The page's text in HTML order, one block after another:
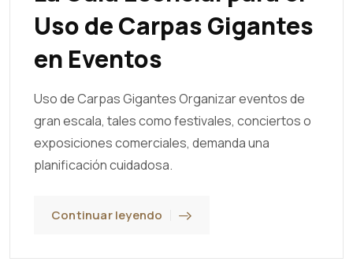
Uso de Carpas Gigantes
en Eventos
Uso de Carpas Gigantes Organizar eventos de
gran escala, tales como festivales, conciertos o
exposiciones comerciales, demanda una
planificación cuidadosa.
Continuar leyendo